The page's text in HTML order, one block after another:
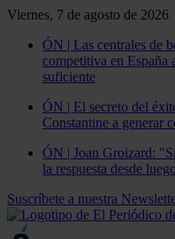
Viernes, 7 de agosto de 2026
ÓN | Las centrales de
competitiva en España
suficiente
ÓN | El secreto del
Constantine a generar
ÓN | Joan Groizard:
la respuesta desde
Suscríbete a nuestra